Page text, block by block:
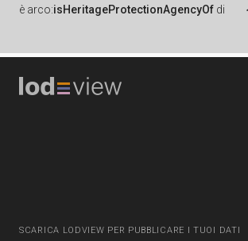
è arco:isHeritageProtectionAgencyOf di
SCARICA LODVIEW PER PUBBLICARE I TUOI DATI